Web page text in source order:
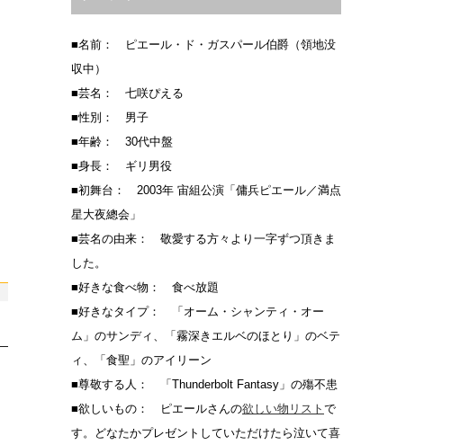
■名前： ピエール・ド・ガスパール伯爵（領地没
収中）
■芸名： 七咲ぴえる
■性別： 男子
■年齢： 30代中盤
■身長： ギリ男役
■初舞台： 2003年 宙組公演「傭兵ピエール／満点
星大夜總会」
■芸名の由来： 敬愛する方々より一字ずつ頂きま
した。
■好きな食べ物： 食べ放題
■好きなタイプ： 「オーム・シャンティ・オー
ム」のサンディ、「霧深きエルベのほとり」のベテ
ィ、「食聖」のアイリーン
■尊敬する人： 「Thunderbolt Fantasy」の殤不患
■欲しいもの： ピエールさんの欲しい物リスト で
す。どなたかプレゼントしていただけたら泣いて喜